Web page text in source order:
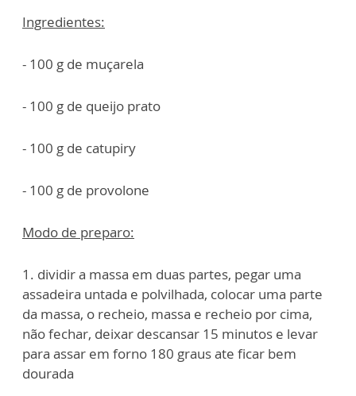
Ingredientes:
- 100 g de muçarela
- 100 g de queijo prato
- 100 g de catupiry
- 100 g de provolone
Modo de preparo:
1. dividir a massa em duas partes, pegar uma
assadeira untada e polvilhada, colocar uma parte
da massa, o recheio, massa e recheio por cima,
não fechar, deixar descansar 15 minutos e levar
para assar em forno 180 graus ate ficar bem
dourada